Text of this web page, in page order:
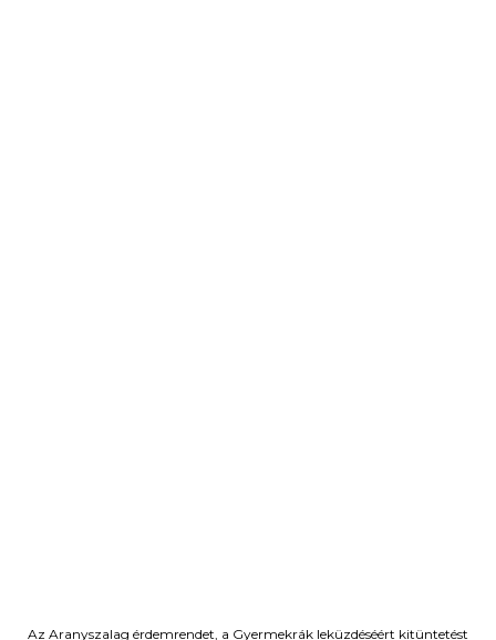
Az Aranyszalag érdemrendet, a Gyermekrák leküzdéséért kitüntetést